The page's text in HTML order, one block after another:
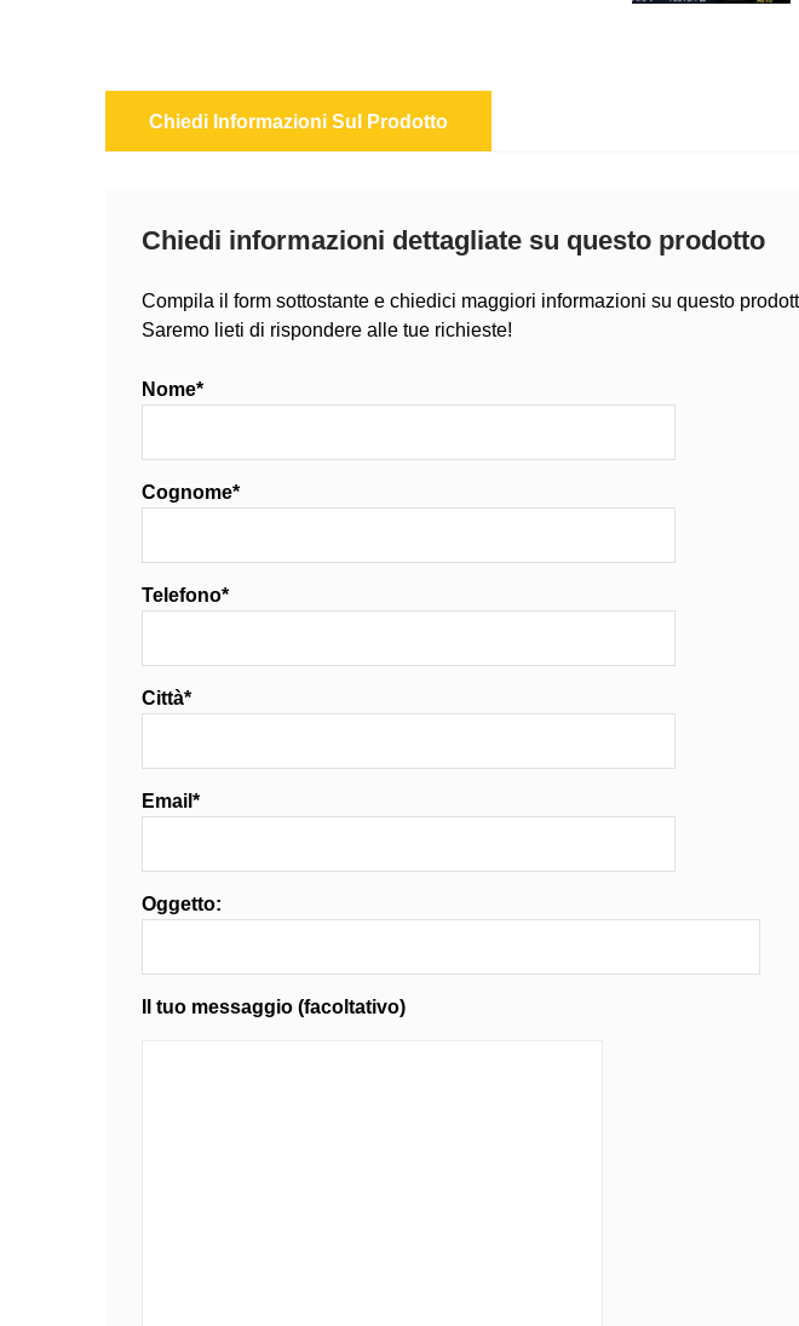
Chiedi Informazioni Sul Prodotto
Chiedi informazioni dettagliate su questo prodotto
Compila il form sottostante e chiedici maggiori informazioni su questo
Saremo lieti di rispondere alle tue richieste!
Nome*
Cognome*
Telefono*
Città*
Email*
Oggetto:
Il tuo messaggio (facoltativo)